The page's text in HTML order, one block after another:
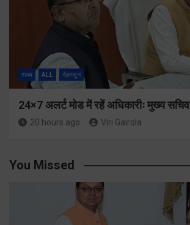
राज्य ALL देहरादून
24×7 अलर्ट मोड में रहें अधिकारीः मुख्य सचिव
20 hours ago Viri Gairola
You Missed